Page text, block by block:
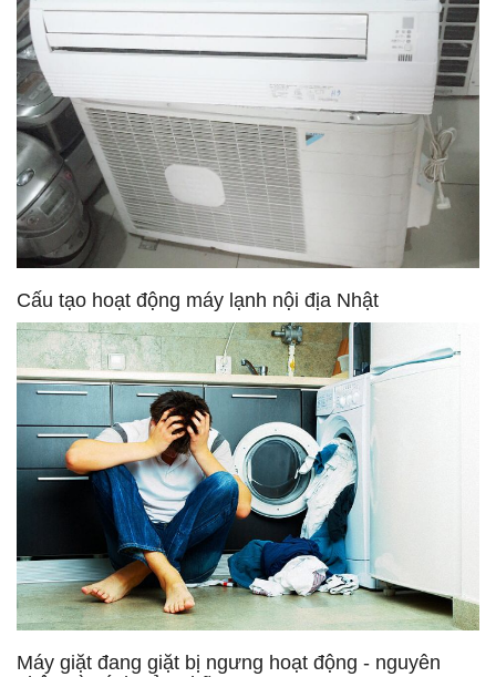
Cấu tạo hoạt động máy lạnh nội địa Nhật
Máy giặt đang giặt bị ngưng hoạt động - nguyên